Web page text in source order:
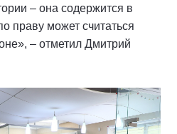
– она содержится в
праву может считаться
– отметил Дмитрий